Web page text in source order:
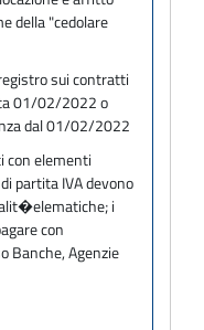
della "cedolare
sui contratti
01/02/2022 o
dal 01/02/2022
con elementi
partita IVA devono
i
con
Banche, Agenzie